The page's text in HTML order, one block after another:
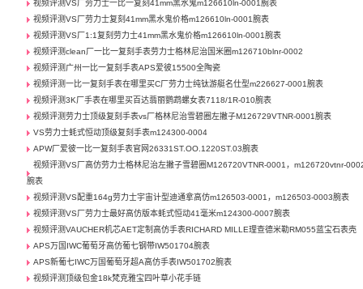
视频评测VS厂劳力士一比一复刻41mm黑水鬼m126610ln-0001腕表
视频评测VS厂劳力士复刻41mm黑水鬼价格m126610ln-0001腕表
视频评测VS厂1:1复刻劳力士41mm黑水鬼价格m126610ln-0001腕表
视频评测clean厂一比一复刻手表劳力士格林尼治国米圈m126710blnr-0002
视频评测广州一比一复刻手表APS爱彼15500全陶瓷
视频评测一比一复刻手表在哪里买C厂劳力士纯钛游艇名仕型m226627-0001腕表
视频评测3K厂手表在哪里买百达翡丽鹦鹉螺女表7118/1R-010腕表
视频评测劳力士顶级复刻手表vs厂格林尼治雪碧圈左撇子M126729VTNR-0001腕表
VS劳力士蚝式恒动顶级复刻手表m124300-0004
APW厂爱彼一比一复刻手表官网26331ST.OO.1220ST.03腕表
视频评测VS厂高仿劳力士格林尼治左撇子雪碧圈M126720VTNR-0001，m126720vtnr-
腕表
视频评测VS配重164g劳力士宇宙计型迪通拿高仿m126503-0001，m126503-0003腕表
视频评测VS厂劳力士最好高仿版本蚝式恒动41毫米m124300-0007腕表
视频评测VAUCHER机芯AET定制高仿手表RICHARD MILLE理查德米勒RM055蓝宝石表壳
APS万国IWC葡萄牙高仿葡七钢带IW501704腕表
APS新葡七IWC万国葡萄牙超A高仿手表IW501702腕表
视频评测顶级包金18k梵克雅宝四叶草小花手链